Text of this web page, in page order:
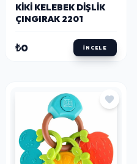
KIKI KELEBEK DIŞLIK
ÇINGIRAK 2201
₺0 İNCELE